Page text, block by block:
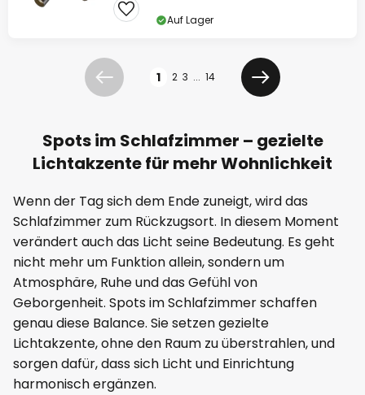
Auf Lager
Zurück 1 2 3 ... 14
Weiter
Spots im Schlafzimmer – gezielte
Lichtakzente für mehr Wohnlichkeit
Wenn der Tag sich dem Ende zuneigt, wird das
Schlafzimmer zum Rückzugsort. In diesem Moment
verändert auch das Licht seine Bedeutung. Es geht
nicht mehr um Funktion allein, sondern um
Atmosphäre, Ruhe und das Gefühl von
Geborgenheit. Spots im Schlafzimmer schaffen
genau diese Balance. Sie setzen gezielte
Lichtakzente, ohne den Raum zu überstrahlen, und
sorgen dafür, dass sich Licht und Einrichtung
harmonisch ergänzen.